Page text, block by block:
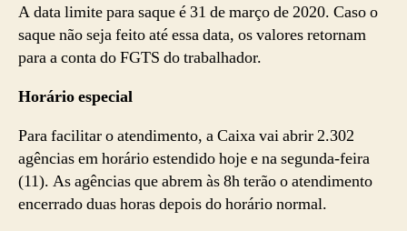
A data limite para saque é31 de março de 2020. Caso o
saque não seja feito até essa data, os valores retornam
para a conta do FGTS do trabalhador.
Horário especial
Para facilitar o atendimento, a Caixa vai abrir 2.302
agências em horário estendidohojee nasegunda-feira
(11). As agências que abrem às 8hterão o atendimento
encerrado duas horas depois do horário normal.